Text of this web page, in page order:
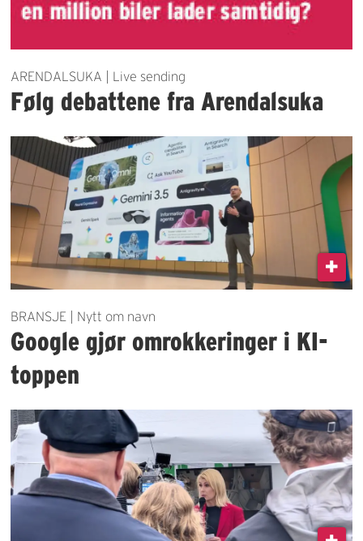
ARENDALSUKA | Live sending
Følg debattene fra Arendalsuka
BRANSJE | Nytt om navn
Google gjør omrokkeringer i KI-
toppen